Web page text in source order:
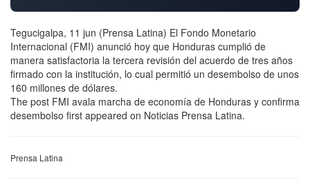
Tegucigalpa, 11 jun (Prensa Latina) El Fondo Monetario
Internacional (FMI) anunció hoy que Honduras cumplió de
manera satisfactoria la tercera revisión del acuerdo de tres años
firmado con la institución, lo cual permitió un desembolso de unos
160 millones de dólares.
The post FMI avala marcha de economía de Honduras y confirma
desembolso first appeared on Noticias Prensa Latina.
Prensa Latina